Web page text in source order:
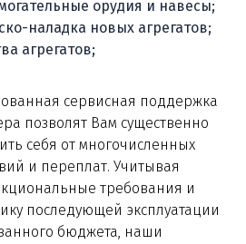
орудия и навесы;
наладка новых агрегатов;
агрегатов;
сервисная поддержка
позволят Вам существенно
себя от многочисленных
и переплат. Учитывая
требования и
последующей эксплуатации
бюджета, наши